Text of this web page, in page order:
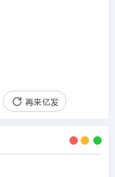
再来亿发